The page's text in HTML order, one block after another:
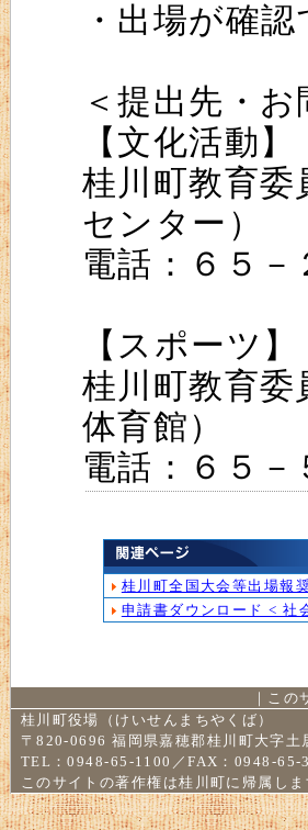
・出場が確
＜提出先・
【文化活動】
桂川町教育
センター）
電話：６５－
【スポーツ】
桂川町教育
体育館）
電話：６５－
桂川町全国大会等出場報
申請書ダウンロード < 社
｜ この
桂川町役場（けいせんまちやくば）
〒820-0696 福岡県嘉穂郡桂川町大字土
TEL：0948-65-1100／FAX：0948-
このサイトの著作権は桂川町に帰属しま